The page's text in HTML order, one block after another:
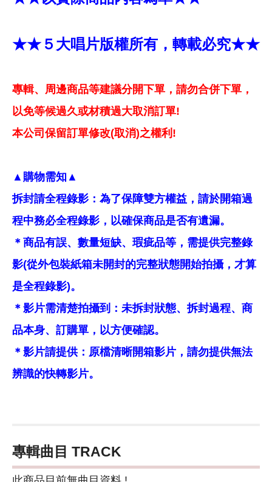
★★５大唱片版權所有，轉載必究★★
專輯、周邊商品等建議分開下單，請勿合併下單，
以免等候過久或材積過大取消訂單!
本公司保留訂單修改(取消)之權利!
▲購物需知▲
拆封請全程錄影：為了保障雙方權益，請於開箱過
程中務必全程錄影，以確保商品是否有遺漏。
＊商品有誤、數量短缺、瑕疵品等，需提供完整錄
影(從外包裝紙箱未開封的完整狀態開始拍攝，才算
是全程錄影)。
＊影片需清楚拍攝到：未拆封狀態、拆封過程、商
品本身、訂購單，以方便確認。
＊影片請提供：原檔清晰開箱影片，請勿提供無法
辨識的快轉影片。
專輯曲目 TRACK